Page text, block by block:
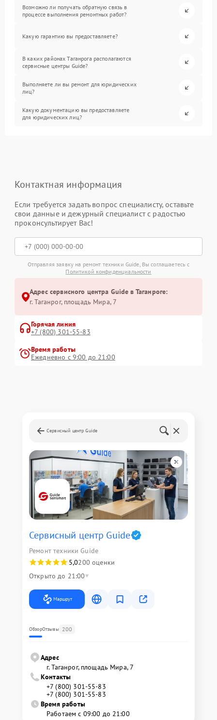
Возможно ли получать обратную связь в
процессе выполнения ремонтных работ?
Какую гарантию вы предоставляете?
В каких районах Таганрога располагаются
сервисные центры Guide?
Выполняете ли вы ремонт для юридических
лиц?
Какую документацию вы предоставляете
для юридических лиц?
Контактная информация
Если требуется задать вопрос специалисту, оставьте
свои данные и дежурный специалист с радостью
проконсультирует Вас!
Отправляя заявку на ремонт техники Guide, Вы соглашаетесь с
Политикой конфиденциальности
Адрес сервисного центра Guide в Таганроге:
г. Таганрог, площадь Мира, 7
Горячая линия
+7 (800) 301-55-83
Время работы
Ежедневно с 9:00 до 21:00
Сервисный центр Guide
Сервисный центр Guide
Ремонт техники Guide
5,0200 оценки
Открыто до 21:00
Маршрут
ОбзорОтзывы 200
Адрес
г. Таганрог, площадь Мира, 7
Контакты
+7 (800) 301-55-83
+7 (800) 301-55-83
Время работы
Работаем с 09:00 до 21:00